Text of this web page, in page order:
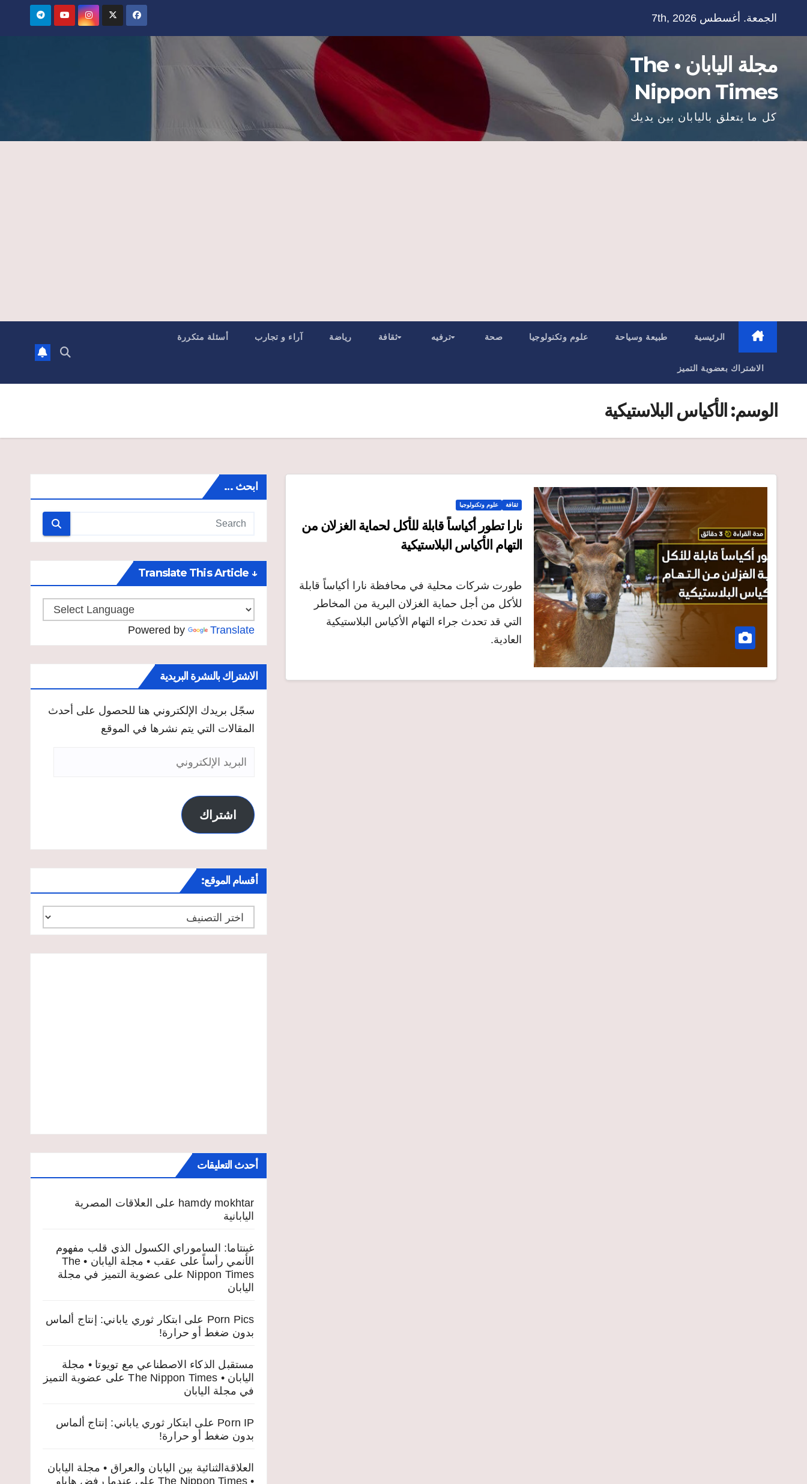
الجمعة. أغسطس 7th, 2026
مجلة اليابان • The
Nippon Times
كل ما يتعلق باليابان بين يديك
الرئيسية طبيعة وسياحة علوم وتكنولوجيا صحة ترفيه ثقافة رياضة آراء و تجارب أسئلة متكررة
الاشتراك بعضوية التميز
الوسم: الأكياس البلاستيكية
ثقافة علوم وتكنولوجيا
نارا تطور أكياساً قابلة للأكل لحماية الغزلان من
التهام الأكياس البلاستيكية
طورت شركات محلية في محافظة نارا أكياساً قابلة
للأكل من أجل حماية الغزلان البرية من المخاطر
التي قد تحدث جراء التهام الأكياس البلاستيكية
العادية.
ابحث …
↓ Translate This Article
Powered by Translate
الاشتراك بالنشرة البريدية
سجّل بريدك الإلكتروني هنا للحصول على أحدث
المقالات التي يتم نشرها في الموقع
البريد
اشتراك
أقسام الموقع:
أقسام
الموقع:
أحدث التعليقات
hamdy mokhtar على العلاقات المصرية
اليابانية
غينتاما: الساموراي الكسول الذي قلب مفهوم
الأنمي رأساً على عقب • مجلة اليابان • The
Nippon Times على عضوية التميز في مجلة
اليابان
Porn Pics على
ابتكار ثوري ياباني: إنتاج ألماس
بدون ضغط أو حرارة!
مستقبل الذكاء الاصطناعي مع تويوتا • مجلة
اليابان • The Nippon Times
على عضوية التميز
في مجلة اليابان
Porn IP على ابتكار ثوري ياباني: إنتاج ألماس
بدون ضغط أو حرارة!
العلاقةالثنائية بين اليابان والعراق • مجلة اليابان
• The Nippon Times
على عندما رفض هاياو